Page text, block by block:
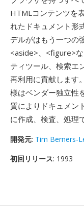
HTMLコンテンツを
れたドキュメント形
デルがはもう一つの
<aside>、<figure>
ティツール、検索エ
再利用に貢献します
様はベンダー独立性
質によりドキュメン
に作成、検査、処理
開発元: Tim Berners-
初回リリース: 1993